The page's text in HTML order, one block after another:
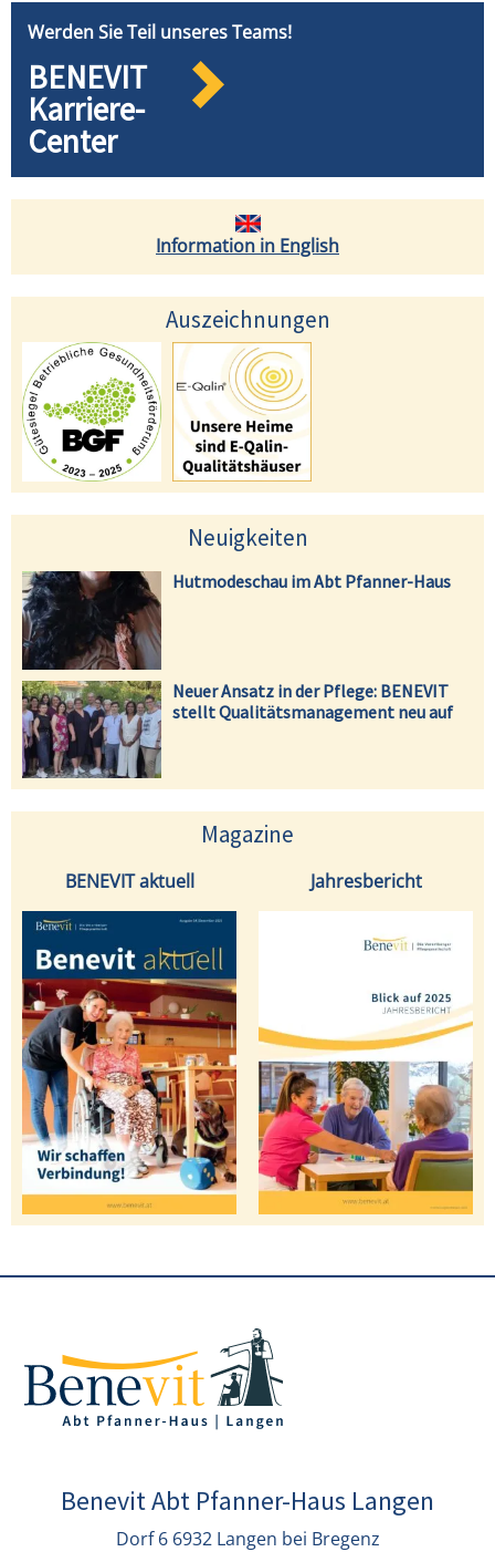
Werden Sie Teil unseres Teams!
BENEVIT
Karriere-
Center
Information in English
Auszeichnungen
Neuigkeiten
Hutmodeschau im Abt Pfanner-Haus
Neuer Ansatz in der Pflege: BENEVIT
stellt Qualitätsmanagement neu auf
Magazine
BENEVIT aktuell Jahresbericht
Benevit Abt Pfanner-Haus Langen
Dorf 6 6932 Langen bei Bregenz